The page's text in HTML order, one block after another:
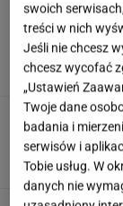
swoich
treści w nich
Jeśli nie chcesz
chcesz wycofać
„Ustawień
Twoje dane
badania i
serwisów i
Tobie usług. W
danych nie